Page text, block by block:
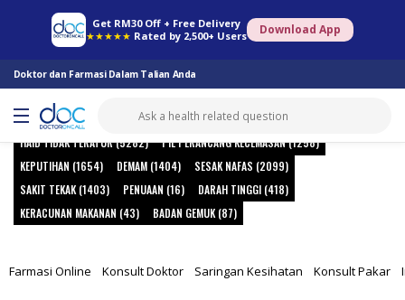
Get RM30 Off + Free Delivery
★★★★★ Rated by 2,500+ Users Download App
Doktor dan Farmasi Dalam Talian Anda
Forum Kesihatan
Terokai soalan berkaitan
kesihatan.
EJAKULASI PRAMATANG (409) URTI (222)
PENYAKIT KELAMIN (2391)
MIGRAIN (129)
CHLAMYDIA (27)
HAID TIDAK TERATUR (5282)
PIL PERANCANG KECEMASAN (1258)
KEPUTIHAN (1654)
DEMAM (1404)
SESAK NAFAS (2099)
SAKIT TEKAK (1403)
PENUAAN (16)
DARAH TINGGI (418)
KERACUNAN MAKANAN (43)
BADAN GEMUK (87)
Farmasi Online Konsult Doktor Saringan Kesihatan Konsult Pakar